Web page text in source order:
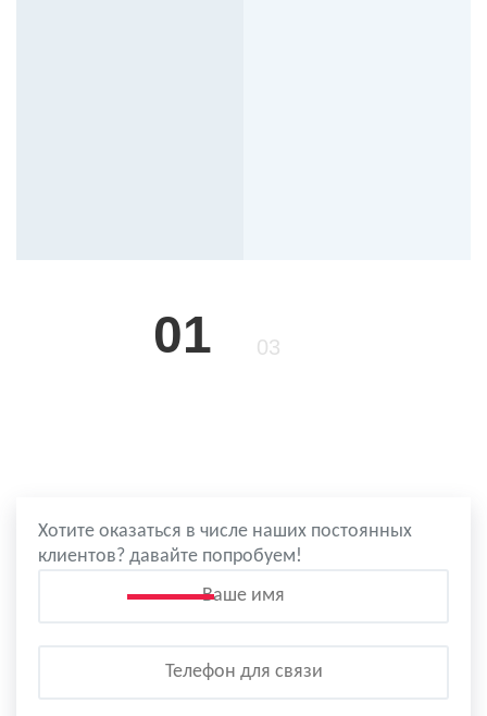
01 03
Хотите оказаться в числе наших постоянных
клиентов? давайте попробуем!